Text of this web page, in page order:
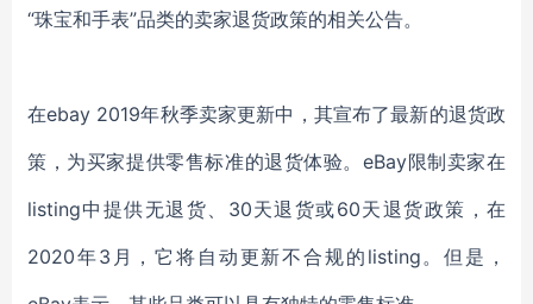
“珠宝和手表”品类的卖家退货政策的相关公告。
在ebay 2019年秋季卖家更新中，其宣布了最新的退货政
策，为买家提供零售标准的退货体验。eBay限制卖家在
listing中提供无退货、30天退货或60天退货政策，在
2020年3月，它将自动更新不合规的listing。但是，